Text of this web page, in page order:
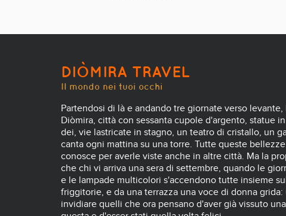
DIÒMIRA TRAVEL
Il mondo nei tuoi occhi
Partendosi di là e andando tre giornate verso levante,
Diòmira, città con sessanta cupole d'argento, statue
dei, vie lastricate in stagno, un teatro di cristallo, un
canta ogni mattina su una torre. Tutte queste
conosce per averle viste anche in altre città. Ma la
che chi vi arriva una sera di settembre, quando le
e le lampade multicolori s'accendono tutte insieme
friggitorie, e da una terrazza una voce di donna
invidiare quelli che ora pensano d'aver già vissuto